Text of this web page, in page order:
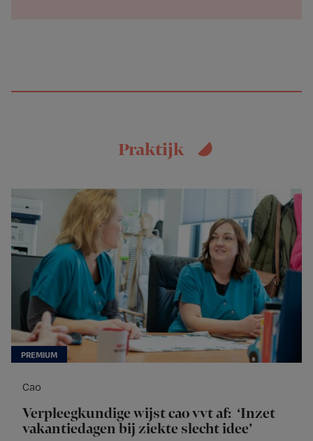
Praktijk
Cao
Verpleegkundige wijst cao vvt af: ‘Inzet
vakantiedagen bij ziekte slecht idee’